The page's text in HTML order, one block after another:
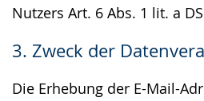
Nutzers Art. 6 Abs. 1 lit. a
3. Zweck der
Die Erhebung der E-Mail-